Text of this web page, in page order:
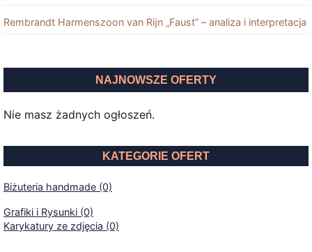
Rembrandt Harmenszoon van Rĳn „Faust” – analiza i interpretacja
NAJNOWSZE OFERTY
Nie masz żadnych ogłoszeń.
KATEGORIE OFERT
Biżuteria handmade (0)
Grafiki i Rysunki (0)
Karykatury ze zdjęcia (0)